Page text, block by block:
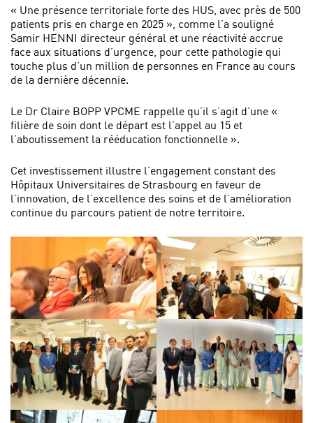
« Une présence territoriale forte des HUS, avec près de 500
patients pris en charge en 2025 », comme l’a souligné
Samir HENNI directeur général et une réactivité accrue
face aux situations d’urgence, pour cette pathologie qui
touche plus d’un million de personnes en France au cours
de la dernière décennie.
Le Dr Claire BOPP VPCME rappelle qu’il s’agit d’une «
filière de soin dont le départ est l’appel au 15 et
l’aboutissement la rééducation fonctionnelle ».
Cet investissement illustre l’engagement constant des
Hôpitaux Universitaires de Strasbourg en faveur de
l’innovation, de l’excellence des soins et de l’amélioration
continue du parcours patient de notre territoire.